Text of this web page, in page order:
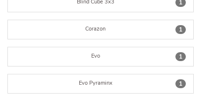
1
Blind Cube 3x3
1
Corazon
1
Evo
1
Evo Pyraminx